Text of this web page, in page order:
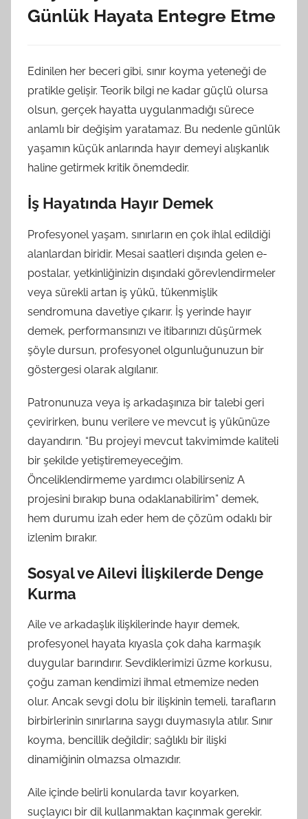
Günlük Hayata Entegre Etme
Edinilen her beceri gibi, sınır koyma yeteneği de
pratikle gelişir. Teorik bilgi ne kadar güçlü olursa
olsun, gerçek hayatta uygulanmadığı sürece
anlamlı bir değişim yaratamaz. Bu nedenle günlük
yaşamın küçük anlarında hayır demeyi alışkanlık
haline getirmek kritik önemdedir.
İş Hayatında Hayır Demek
Profesyonel yaşam, sınırların en çok ihlal edildiği
alanlardan biridir. Mesai saatleri dışında gelen e-
postalar, yetkinliğinizin dışındaki görevlendirmeler
veya sürekli artan iş yükü, tükenmişlik
sendromuna davetiye çıkarır. İş yerinde hayır
demek, performansınızı ve itibarınızı düşürmek
şöyle dursun, profesyonel olgunluğunuzun bir
göstergesi olarak algılanır.
Patronunuza veya iş arkadaşınıza bir talebi geri
çevirirken, bunu verilere ve mevcut iş yükünüze
dayandırın. “Bu projeyi mevcut takvimimde kaliteli
bir şekilde yetiştiremeyeceğim.
Önceliklendirmeme yardımcı olabilirseniz A
projesini bırakıp buna odaklanabilirim” demek,
hem durumu izah eder hem de çözüm odaklı bir
izlenim bırakır.
Sosyal ve Ailevi İlişkilerde Denge
Kurma
Aile ve arkadaşlık ilişkilerinde hayır demek,
profesyonel hayata kıyasla çok daha karmaşık
duygular barındırır. Sevdiklerimizi üzme korkusu,
çoğu zaman kendimizi ihmal etmemize neden
olur. Ancak sevgi dolu bir ilişkinin temeli, tarafların
birbirlerinin sınırlarına saygı duymasıyla atılır. Sınır
koyma, bencillik değildir; sağlıklı bir ilişki
dinamiğinin olmazsa olmazıdır.
Aile içinde belirli konularda tavır koyarken,
suçlayıcı bir dil kullanmaktan kaçınmak gerekir.